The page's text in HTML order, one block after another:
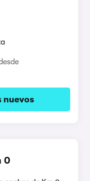
nuevos
0